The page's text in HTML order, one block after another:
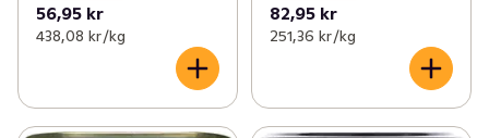
56,95 kr
438,08 kr /kg
82,95 kr
251,36 kr /kg